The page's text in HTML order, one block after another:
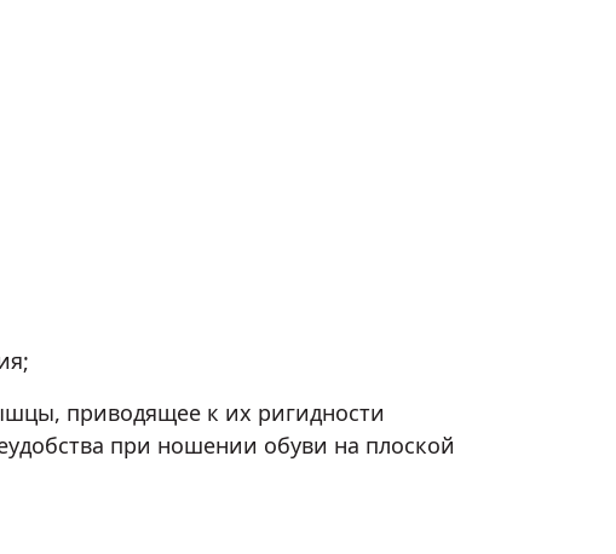
приводящее к их ригидности
при ношении обуви на плоской